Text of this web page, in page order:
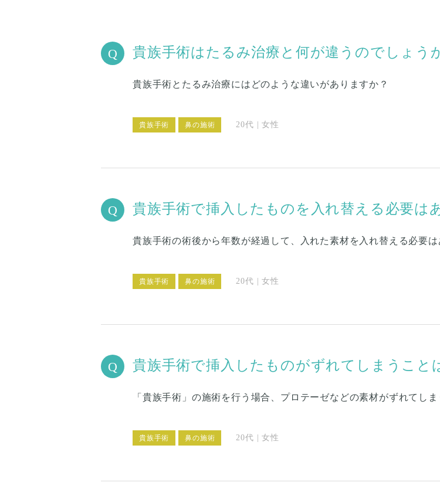
貴族手術はたるみ治療と何が違うのでしょう
貴族手術とたるみ治療にはどのような違いがありますか？
貴族手術 鼻の施術 20代 | 女性
貴族手術で挿入したものを入れ替える必要は
貴族手術の術後から年数が経過して、入れた素材を入れ替える必要は
貴族手術 鼻の施術 20代 | 女性
貴族手術で挿入したものがずれてしまうこと
「貴族手術」の施術を行う場合、プロテーゼなどの素材がずれてし
貴族手術 鼻の施術 20代 | 女性